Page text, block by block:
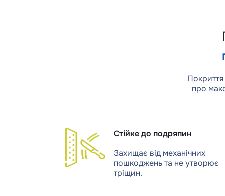
про
Стійке до подряпин
Захищає від механічних
пошкоджень та не утворює
тріщин.